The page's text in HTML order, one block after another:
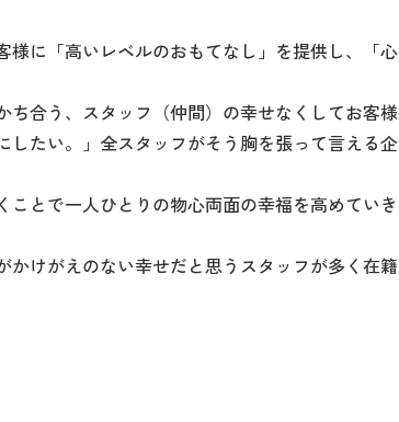
様に「高いレベルのおもてなし」を提供し、「心
合う、スタッフ（仲間）の幸せなくしてお客様
たい。」全スタッフがそう胸を張って言える企
とで一人ひとりの物心両面の幸福を高めていき
けがえのない幸せだと思うスタッフが多く在籍